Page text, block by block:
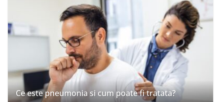
Ce este pneumonia si cum poate fi tratata?